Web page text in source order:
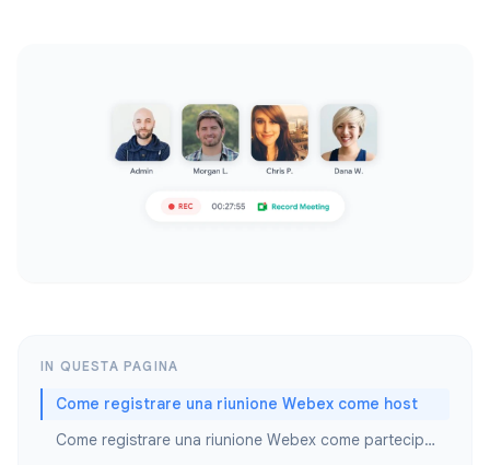
IN QUESTA PAGINA
Come registrare una riunione Webex come host
Come registrare una riunione Webex come partecipante